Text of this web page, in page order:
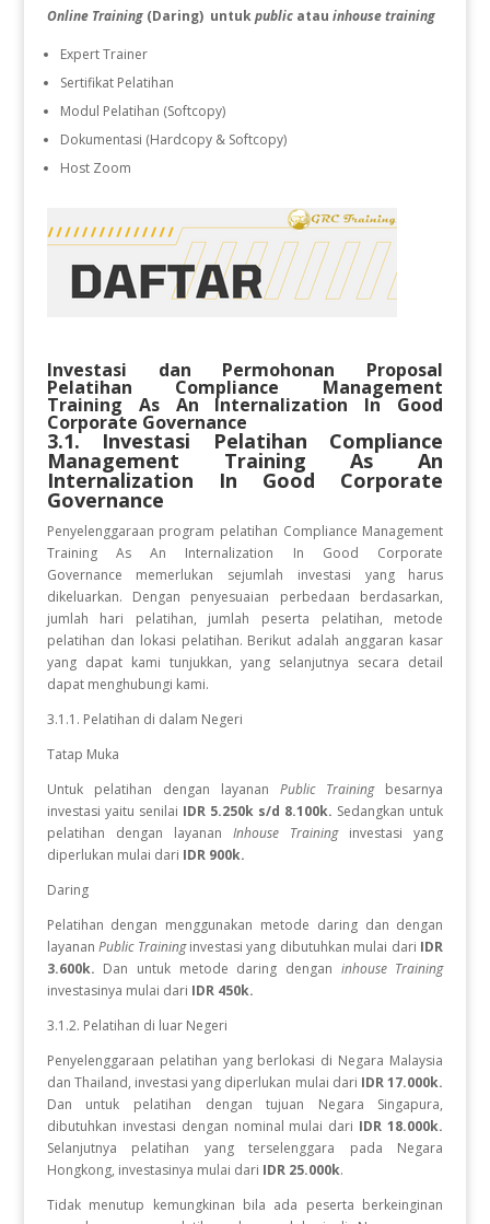
Online Training (Daring) untukpublic atau inhouse training
Expert Trainer
Sertifikat Pelatihan
Modul Pelatihan (Softcopy)
Dokumentasi (Hardcopy & Softcopy)
Host Zoom
Investasi dan Permohonan Proposal
Pelatihan Compliance Management
Training As An Internalization In Good
Corporate Governance
3.1. Investasi Pelatihan Compliance
Management Training As An
Internalization In Good Corporate
Governance
Penyelenggaraan program pelatihan Compliance Management
Training As An Internalization In Good Corporate
Governance memerlukan sejumlah investasi yang harus
dikeluarkan. Dengan penyesuaian perbedaan berdasarkan,
jumlah hari pelatihan, jumlah peserta pelatihan, metode
pelatihan dan lokasi pelatihan. Berikut adalah anggaran kasar
yang dapat kami tunjukkan, yang selanjutnya secara detail
dapat menghubungi kami.
3.1.1. Pelatihan di dalam Negeri
Tatap Muka
Untuk pelatihan dengan layanan Public Trainingbesarnya
investasi yaitu senilai IDR 5.250k s/d 8.100k. Sedangkan untuk
pelatihan dengan layanan Inhouse Training investasi yang
diperlukan mulai dari IDR 900k.
Daring
Pelatihan dengan menggunakan metode daring dan dengan
layananPublic Traininginvestasi yang dibutuhkan mulai dari IDR
3.600k. Dan untuk metode daring dengan inhouse Training
investasinya mulai dari IDR 450k.
3.1.2. Pelatihan di luar Negeri
Penyelenggaraan pelatihan yang berlokasi di Negara Malaysia
dan Thailand, investasi yang diperlukan mulai dari IDR 17.000k.
Dan
untuk pelatihan dengan tujuan Negara
Singapura,
dibutuhkan investasi dengan nominal mulai dari IDR 18.000k.
Selanjutnya pelatihan yang terselenggara pada Negara
Hongkong, investasinya mulai dari IDR 25.000k.
Tidak menutup kemungkinan bila ada peserta berkeinginan